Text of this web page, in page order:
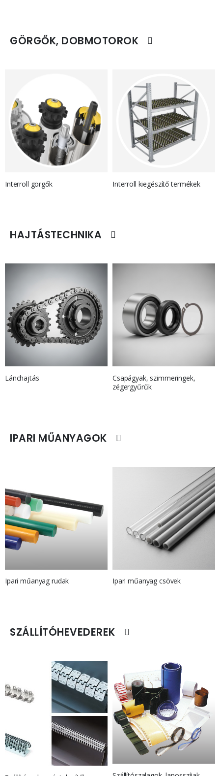
GÖRGŐK, DOBMOTOROK
Interroll görgők Interroll kiegészítő termékek
HAJTÁSTECHNIKA
Lánchajtás
Csapágyak, szimmeringek,
zégergyűrűk
IPARI MŰANYAGOK
Ipari műanyag rudak Ipari műanyag csövek
SZÁLLÍTÓHEVEDEREK